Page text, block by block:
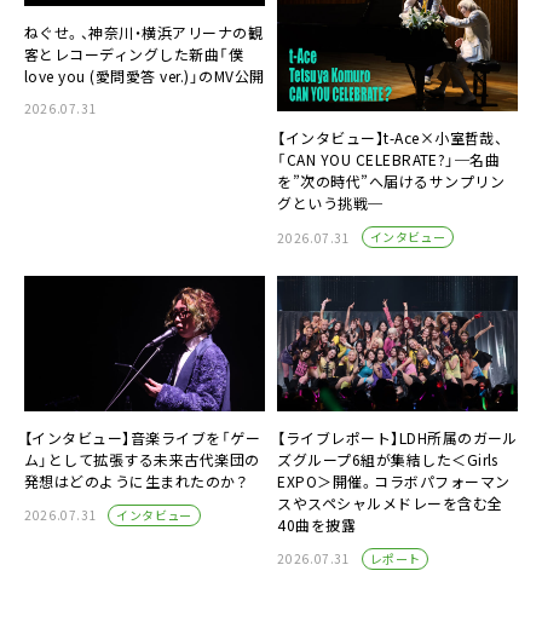
ねぐせ。、神奈川・横浜アリーナの観
客とレコーディングした新曲「僕
love you (愛問愛答 ver.)」のMV公開
2026.07.31
【インタビュー】t-Ace×小室哲哉、
「CAN YOU CELEBRATE?」─名曲
を”次の時代”へ届けるサンプリン
グという挑戦─
2026.07.31 インタビュー
【インタビュー】音楽ライブを「ゲー
ム」として拡張する未来古代楽団の
発想はどのように生まれたのか？
2026.07.31 インタビュー
【ライブレポート】LDH所属のガール
ズグループ6組が集結した＜Girls
EXPO＞開催。コラボパフォーマン
スやスペシャルメドレーを含む全
40曲を披露
2026.07.31 レポート